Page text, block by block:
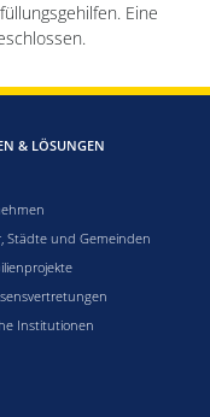
Eine
& LÖSUNGEN
Städte und Gemeinden
Institutionen